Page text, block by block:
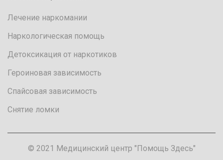
Лечение наркомании
Наркологическая помощь
Детоксикация от наркотиков
Героиновая зависимость
Спайсовая зависимость
Снятие ломки
© 2021 Медицинский центр "Помощь Здесь"